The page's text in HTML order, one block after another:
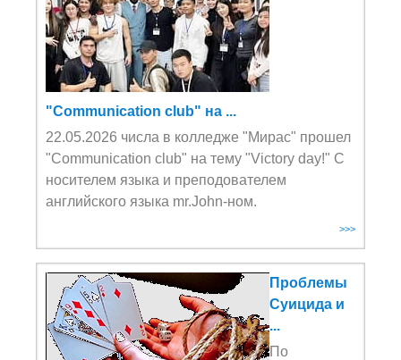
"Communication club" на ...
22.05.2026 числа в колледже "Мирас" прошел
"Communication club" на тему "Victory day!" С
носителем языка и преподователем
английского языка mr.John-ном.
>>>
Проблемы
Суицида и
...
По